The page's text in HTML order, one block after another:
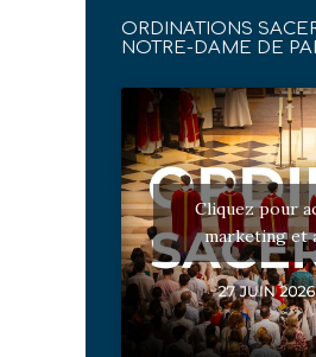
ORDINATIONS
NOTRE-DAME DE
Cliquez pour
marketing et